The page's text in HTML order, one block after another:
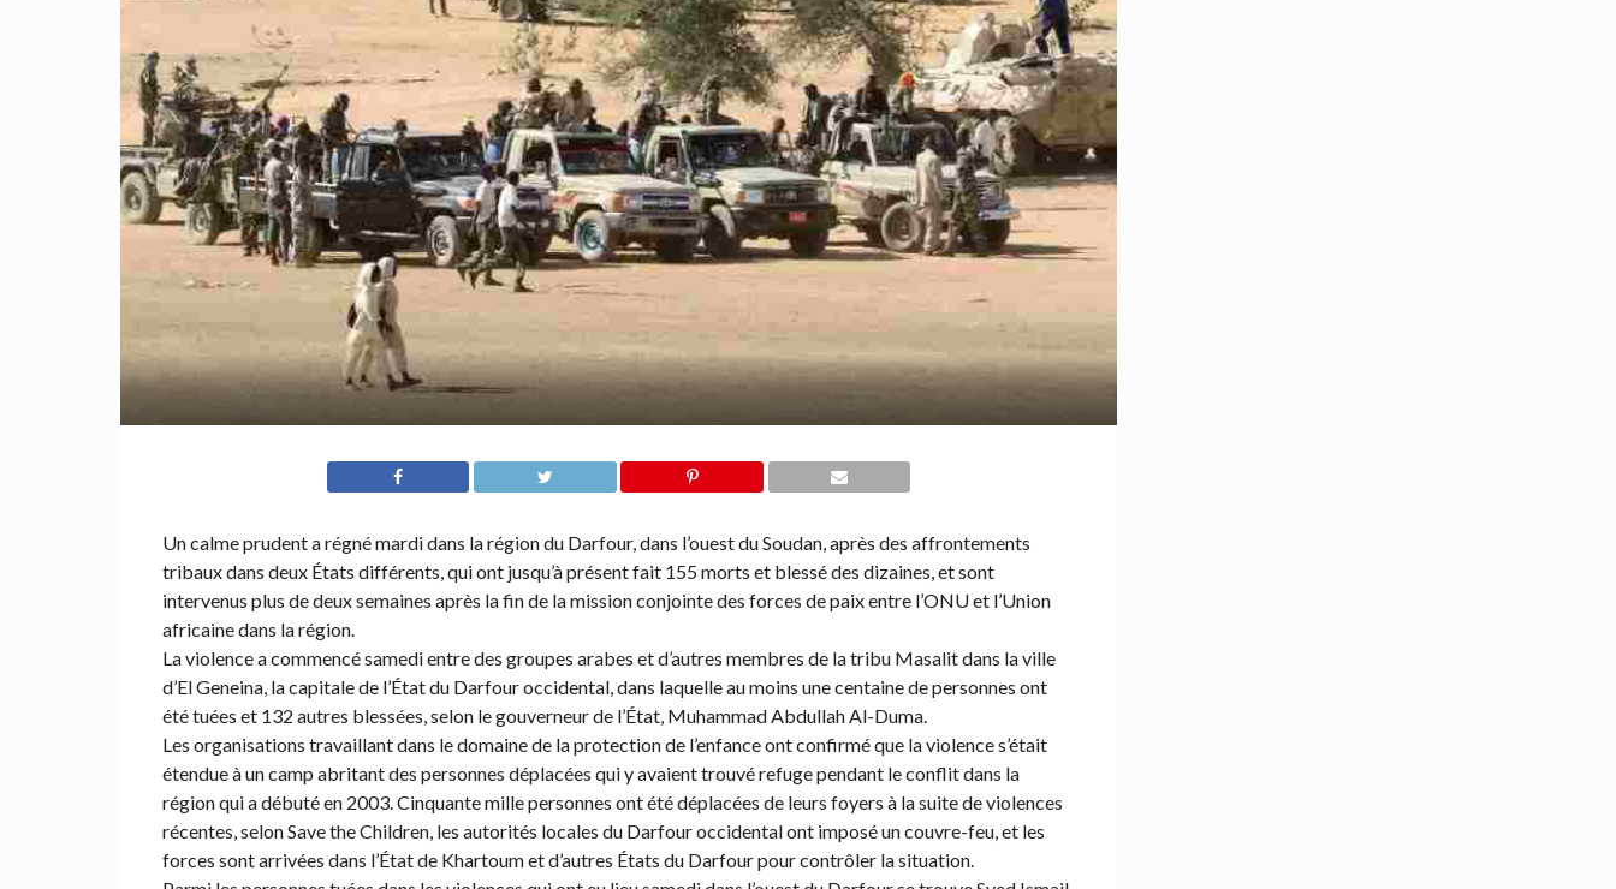
Un calme prudent a régné mardi dans la région du Darfour, dans l’ouest du Soudan, après des affrontements
tribaux dans deux États différents, qui ont jusqu’à présent fait 155 morts et blessé des dizaines, et sont
intervenus plus de deux semaines après la fin de la mission conjointe des forces de paix entre l’ONU et l’Union
africaine dans la région.
La violence a commencé samedi entre des groupes arabes et d’autres membres de la tribu Masalit dans la ville
d’El Geneina, la capitale de l’État du Darfour occidental, dans laquelle au moins une centaine de personnes ont
été tuées et 132 autres blessées, selon le gouverneur de l’État, Muhammad Abdullah Al-Duma.
Les organisations travaillant dans le domaine de la protection de l’enfance ont confirmé que la violence s’était
étendue à un camp abritant des personnes déplacées qui y avaient trouvé refuge pendant le conflit dans la
région qui a débuté en 2003. Cinquante mille personnes ont été déplacées de leurs foyers à la suite de violences
récentes, selon Save the Children, les autorités locales du Darfour occidental ont imposé un couvre-feu, et les
forces sont arrivées dans l’État de Khartoum et d’autres États du Darfour pour contrôler la situation.